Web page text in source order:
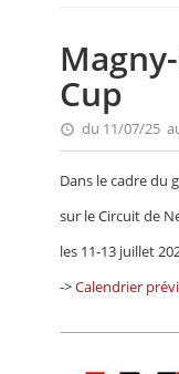
RALLYE
MONTAGNE
EVÈNEMENTS
CALENDRIER
PETITES
Cup
du 11/07/25
Dans le cadre du
sur le Circuit de
les 11-13 juillet
->Calendrier